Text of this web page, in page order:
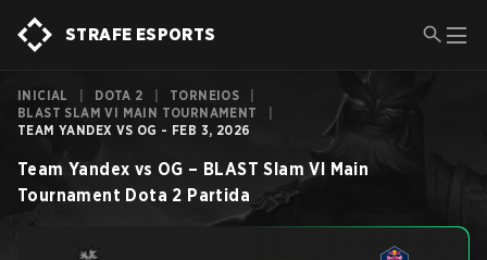
STRAFE ESPORTS
INICIAL DOTA 2 TORNEIOS
BLAST SLAM VI MAIN TOURNAMENT
TEAM YANDEX VS OG - FEB 3, 2026
Team Yandex vs OG – BLAST Slam VI Main
Tournament Dota 2 Partida